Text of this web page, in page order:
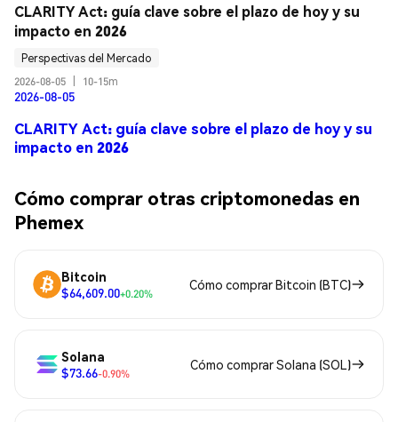
CLARITY Act: guía clave sobre el plazo de hoy y su
impacto en 2026
Perspectivas del Mercado
2026-08-05
10-15m
2026-08-05
CLARITY Act: guía clave sobre el plazo de hoy y su
impacto en 2026
Cómo comprar otras criptomonedas en
Phemex
Bitcoin
$64,609.00+0.20%
Cómo comprar Bitcoin (BTC)
Solana
$73.66-0.90%
Cómo comprar Solana (SOL)